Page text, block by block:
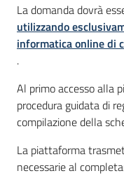
La domanda dovrà
utilizzando
informatica online di
.
Al primo accesso alla
procedura guidata di
compilazione della
La piattaforma
necessarie al